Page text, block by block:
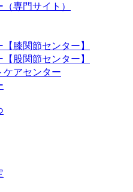
専門サイト）
膝関節センター】
股関節センター】
ケアセンター